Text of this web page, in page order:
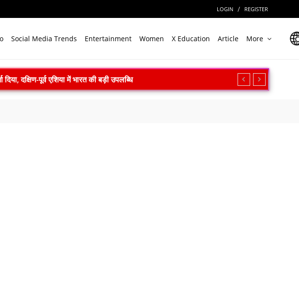
LOGIN / REGISTER
Social Media Trends Entertainment Women X Education Article More
दक्षिण-पूर्व एशिया में भारत की बड़ी उपलब्धि
और डायजेपाम जब्त
पारिस्थितिकी पर असर की आशंका